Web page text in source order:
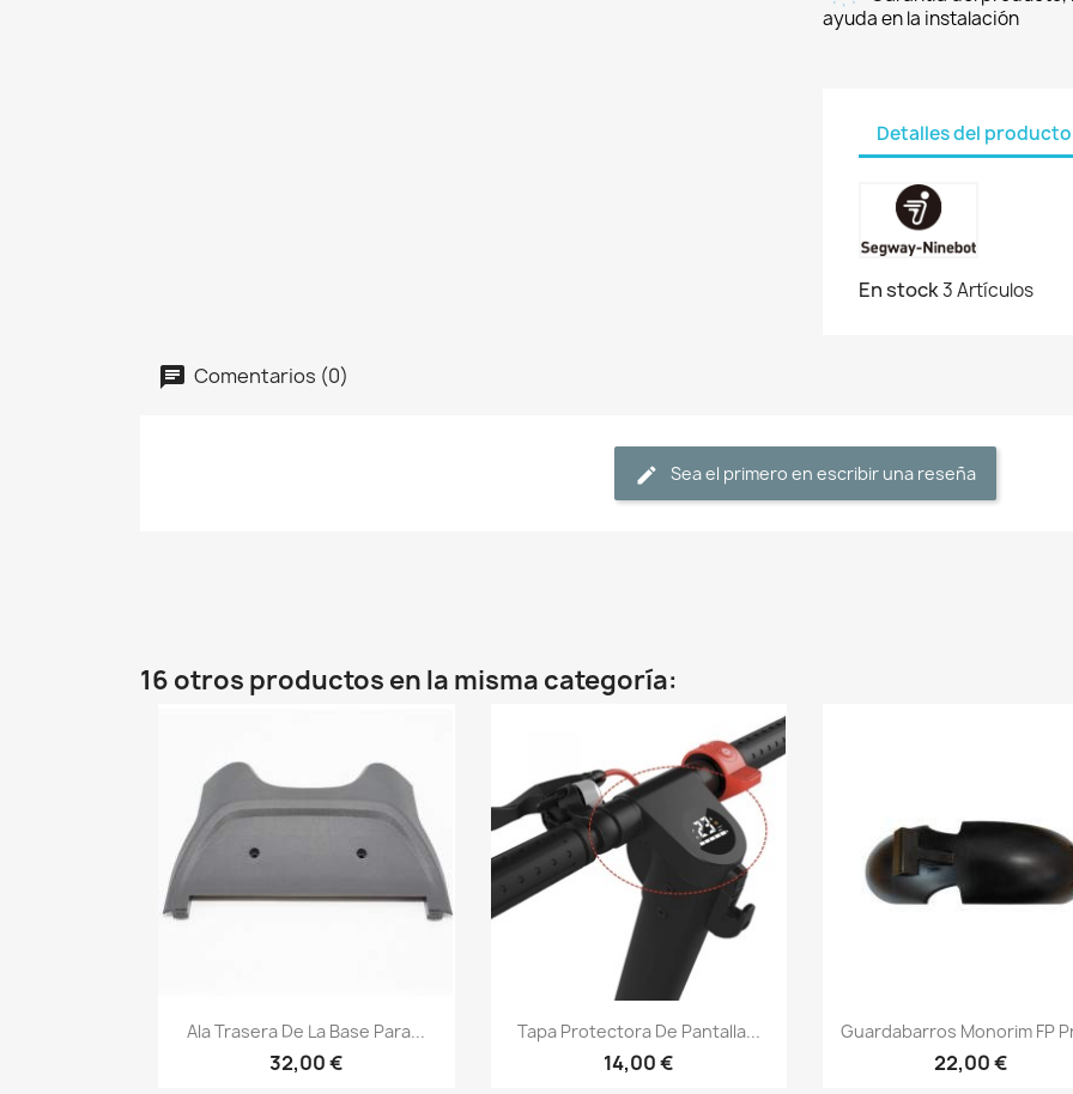
ayuda en la instalación
Detalles del producto
En stock3 Artículos
Comentarios (0)
Sea el primero en escribir una reseña
16 otros productos en la misma categoría:
Vista rápida
Ala Trasera De La Base Para...
32,00 €
Vista rápida
Tapa Protectora De Pantalla...
14,00 €
Vista rápida
Guardabarros Monorim FP
22,00 €